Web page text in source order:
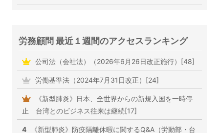
労務顧問 最近１週間のアクセスランキング
公司法（会社法）（2026年6月26日改正施行）[48]
労働基準法（2024年7月31日改正）[24]
《新型肺炎》日本、全世界からの新規入国を一時停
止 台湾とのビジネス往来は継続[17]
4 《新型肺炎》防疫隔離休暇に関するQ&A（労動部・台